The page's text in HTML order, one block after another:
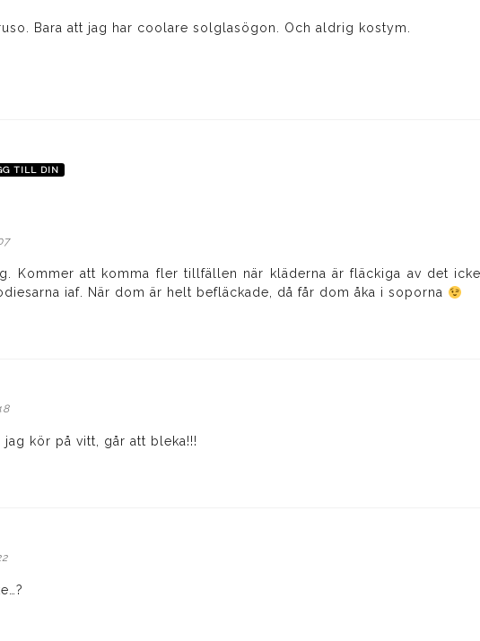
Bara att jag har coolare solglasögon. Och aldrig kostym.
TILL DIN
Kommer att komma fler tillfällen när kläderna är fläckiga av det
iaf. När dom är helt befläckade, då får dom åka i soporna
jag kör på vitt, går att bleka!!!